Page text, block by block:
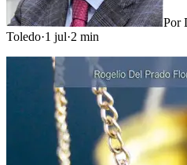
Por
Toledo·1 jul·2 min